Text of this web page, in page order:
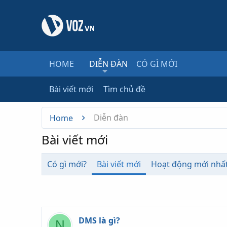
HOME DIỄN ĐÀN CÓ GÌ MỚI
Bài viết mới Tìm chủ đề
Home Diễn đàn
Bài viết mới
Có gì mới? Bài viết mới Hoạt động mới
DMS là gì?